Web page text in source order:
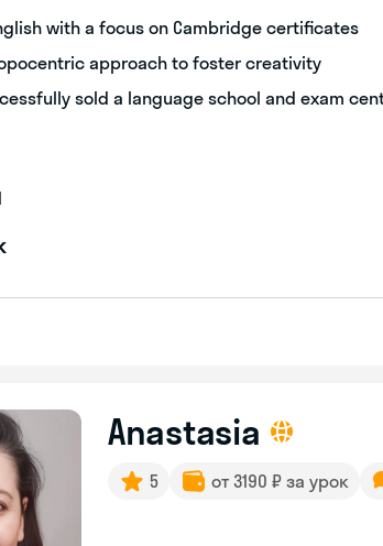
with a focus on Cambridge certificates
approach to foster creativity
sold a language school and exam
Anastasia
5 от 3190 ₽ за урок